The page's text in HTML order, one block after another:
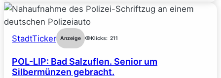
StadtTicker Anzeige Klicks: 211
POL-LIP: Bad Salzuflen. Senior um
Silbermünzen gebracht.